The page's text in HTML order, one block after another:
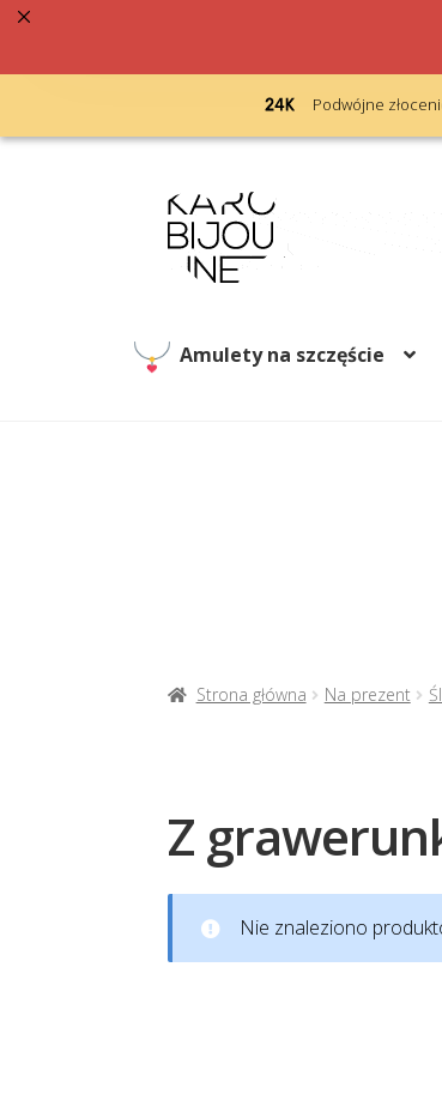
Podwójne
Przejdź
do
nawigacji
Przejdź
do
treści
Amulety na szczęście
Strona główna Na prezent
Z
Nie znaleziono